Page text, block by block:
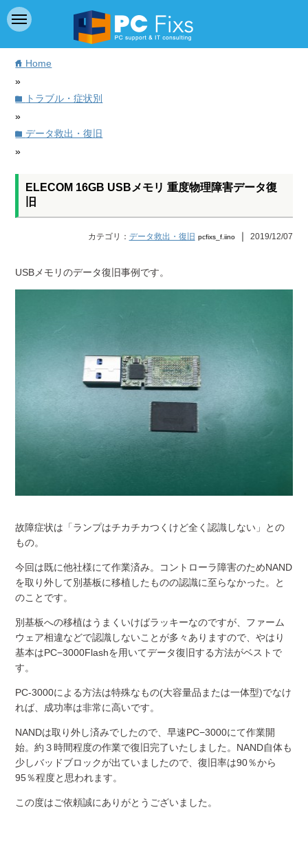
home Home
»
folder
トラブル・症状別
»
folderデータ救出・復旧
»
ELECOM 16GB USBメモリ 重度物理障害データ復
旧
カテゴリ： データ救出・復旧 pcfixs_f.iino｜ 2019/12/07
USBメモリのデータ復旧事例です。
故障症状は「ランプはチカチカつくけど全く認識しない」との
もの。
今回は既に他社様にて作業済み。コントローラ障害のためNAND
を取り外して別基板に移植したものの認識に至らなかった。と
のことです。
別基板への移植はうまくいけばラッキーなのですが、ファーム
ウェア相違などで認識しないことが多々ありますので、やはり
基本はPC−3000Flashを用いてデータ復旧する方法がベストで
す。
PC-3000による方法は特殊なもの(大容量品または一体型)でなけ
れば、成功率は非常に高いです。
NANDは取り外し済みでしたので、早速PC−3000にて作業開
始。約３時間程度の作業で復旧完了いたしました。NAND自体も
少しバッドブロックが出ていましたので、復旧率は90％から
95％程度と思われます。
この度はご依頼誠にありがとうございました。